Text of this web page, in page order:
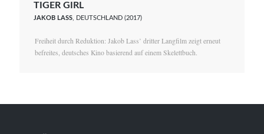
TIGER GIRL
JAKOB LASS, DEUTSCHLAND (2017)
Freiheit durch Reduktion: Jakob Lass’ dritter Langfilm zeigt erneut
befreites, deutsches Kino basierend auf einem Skelettbuch.